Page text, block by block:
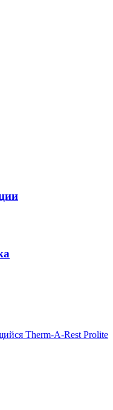
Therm-A-Rest Prolite